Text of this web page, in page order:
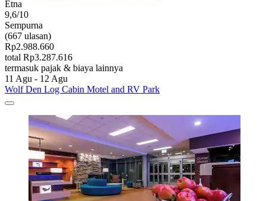
Etna
9,6/10
Sempurna
(667 ulasan)
Rp2.988.660
total Rp3.287.616
termasuk pajak & biaya lainnya
11 Agu - 12 Agu
Wolf Den Log Cabin Motel and RV Park